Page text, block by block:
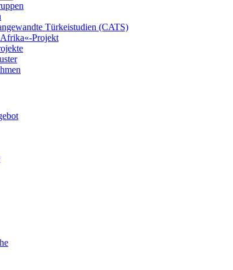
Türkeistudien (CATS)
Projekt